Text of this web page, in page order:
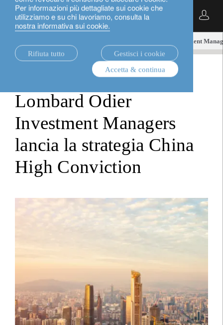
Per informazioni più dettagliate sui cookie che
utilizziamo e su chi lavoriamo, consulta la
nostra informativa sui cookie.
Rifiuta tutto
Gestisci i cookie
Accetta & continua
Italiano
Lombard Odier Investment
Lombard Odier
Investment Managers
lancia la strategia China
High Conviction